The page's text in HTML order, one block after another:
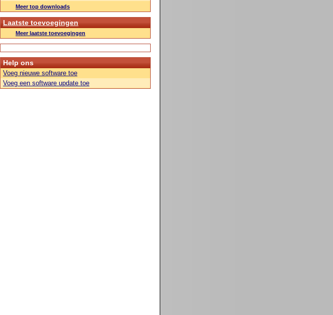
Meer top downloads
Laatste toevoegingen
Meer laatste toevoegingen
Help ons
Voeg nieuwe software toe
Voeg een software update toe